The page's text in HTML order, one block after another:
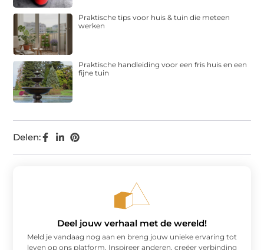
Delen:
Praktische tips voor huis & tuin die meteen
werken
Praktische handleiding voor een fris huis en een
fijne tuin
Deel jouw verhaal met de wereld!
Meld je vandaag nog aan en breng jouw unieke ervaring tot
leven op ons platform. Inspireer anderen, creëer verbinding